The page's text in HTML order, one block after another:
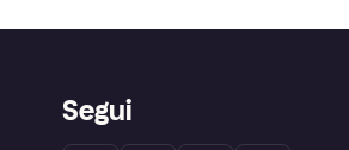
Segui